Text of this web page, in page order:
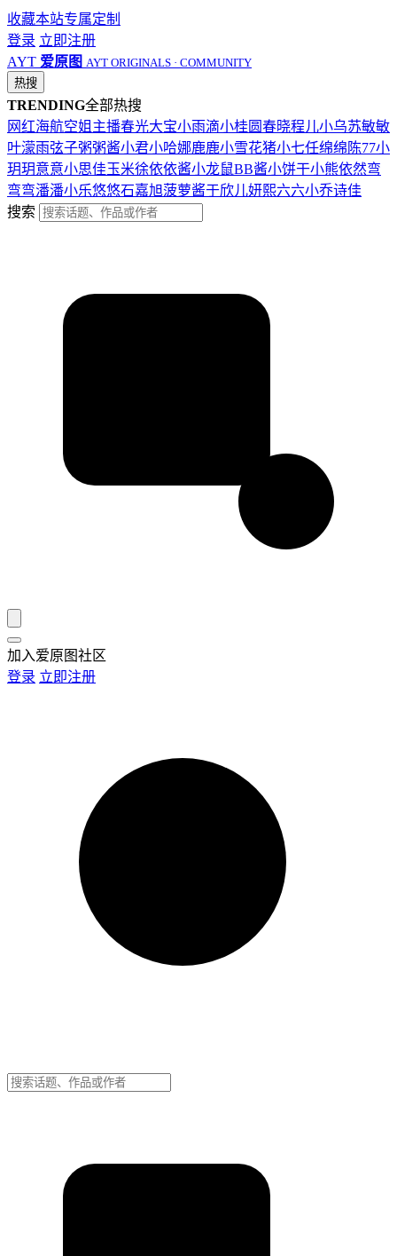
收藏本站专属定制
登录 立即注册
AYT 爱原图 AYT ORIGINALS · COMMUNITY
热搜
TRENDING全部热搜
网红海航空姐 主播春光大宝小雨滴小桂圆春晓程儿小乌苏敏敏
叶濛雨弦子粥粥酱小君小哈娜鹿鹿小雪花猪小七任绵绵 陈77小
玥玥意意小思佳玉米徐依依酱小龙鼠BB酱小饼干小熊依然弯
弯弯潘潘小乐悠悠石嘉旭菠萝酱于欣儿妍熙六六小乔诗佳
搜索
加入爱原图社区
登录 立即注册